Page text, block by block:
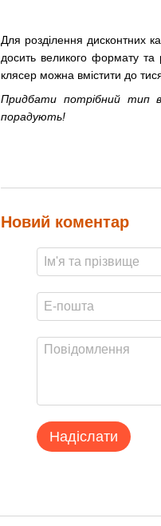
Для розділення дисконтних
досить великого формату та
клясер можна вмістити до
Придбати потрібний тип
порадують!
Новий коментар
Надіслати